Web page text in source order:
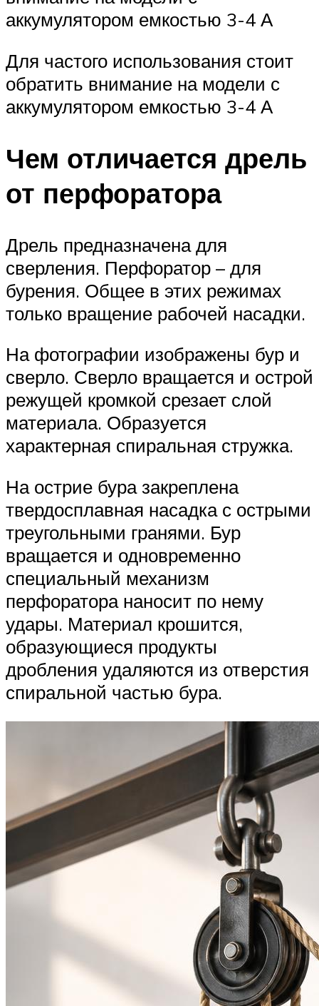
аккумулятором емкостью 3-4 А
Для частого использования стоит
обратить внимание на модели с
аккумулятором емкостью 3-4 А
Чем отличается дрель
от перфоратора
Дрель предназначена для
сверления. Перфоратор – для
бурения. Общее в этих режимах
только вращение рабочей насадки.
На фотографии изображены бур и
сверло. Сверло вращается и острой
режущей кромкой срезает слой
материала. Образуется
характерная спиральная стружка.
На острие бура закреплена
твердосплавная насадка с острыми
треугольными гранями. Бур
вращается и одновременно
специальный механизм
перфоратора наносит по нему
удары. Материал крошится,
образующиеся продукты
дробления удаляются из отверстия
спиральной частью бура.